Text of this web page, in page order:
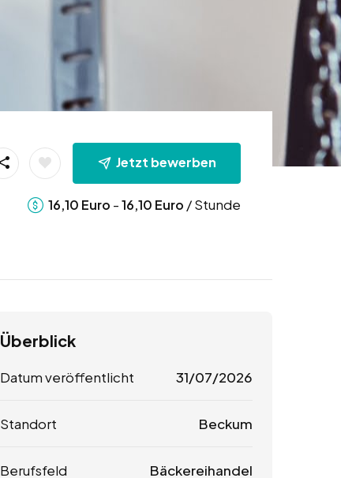
Jetzt bewerben
16,10 Euro -16,10 Euro / Stunde
Überblick
Datum veröffentlicht 31/07/2026
Standort Beckum
Berufsfeld Bäckereihandel